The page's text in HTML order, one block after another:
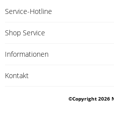
eergrün
H 400mm Ø 72/64mm